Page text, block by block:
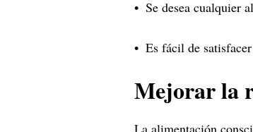
Se desea cualquier
Es fácil de
Mejorar la
La alimentación